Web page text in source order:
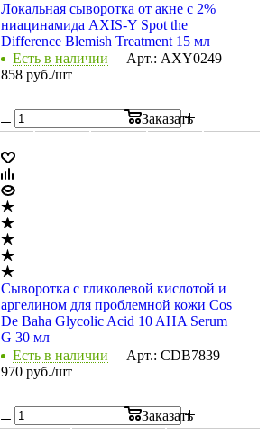
Локальная сыворотка от акне с 2%
ниацинамида AXIS-Y Spot the
Difference Blemish Treatment 15 мл
Есть в наличии
Арт.: AXY0249
858 руб./шт
Заказать
Сыворотка c гликолевой кислотой и
аргелином для проблемной кожи Cos
De Baha Glycolic Acid 10 AHA Serum
G 30 мл
Есть в наличии
Арт.: CDB7839
970 руб./шт
Заказать